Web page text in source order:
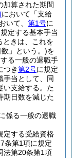
加算された期間
において「支給
いて、 第1号に
定する基本手当
ときは、これを
」という。)を
る一般の退職手
つき第2号に規定
手当として、同
支給する。 た
期日数を減じた
係る一般の退職
定する受給資格
条第1項に規定
法第20条第1項